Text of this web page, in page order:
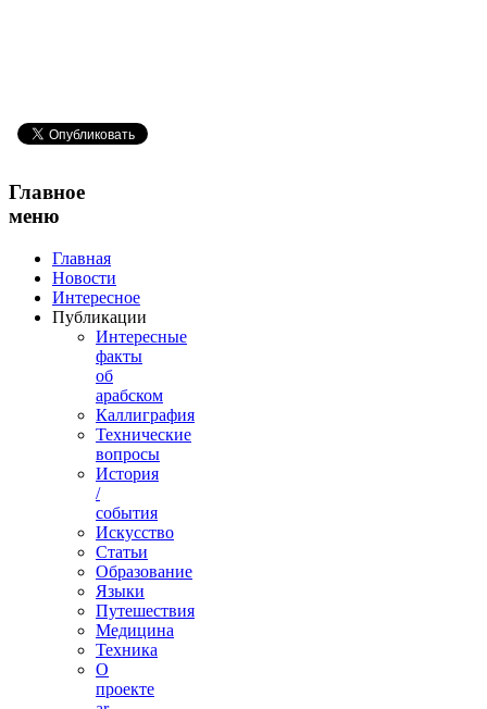
Главное
меню
Главная
Новости
Интересное
Публикации
Интересные
факты
об
арабском
Каллиграфия
Технические
вопросы
История
/
события
Искусство
Статьи
Образование
Языки
Путешествия
Медицина
Техника
О
проекте